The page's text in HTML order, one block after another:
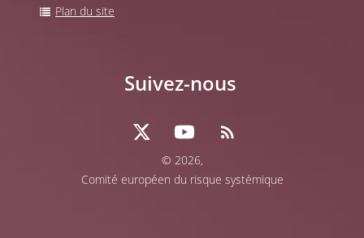
Plan du site
© 2026,
Comité européen du risque systémique
Suivez-nous